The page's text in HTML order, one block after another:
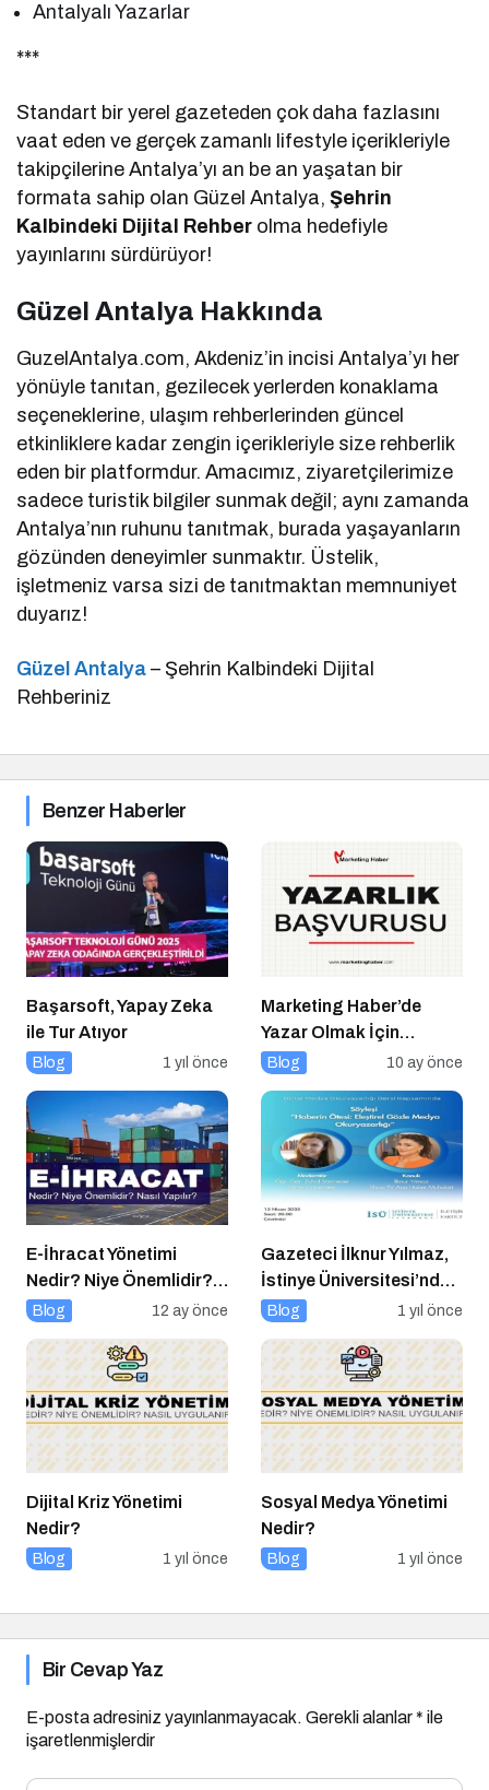
Antalyalı Yazarlar
***
Standart bir yerel gazeteden çok daha fazlasını
vaat eden ve gerçek zamanlı lifestyle içerikleriyle
takipçilerine Antalya’yı an be an yaşatan bir
formata sahip olan Güzel Antalya,Şehrin
Kalbindeki Dijital Rehber olma hedefiyle
yayınlarını sürdürüyor!
Güzel Antalya Hakkında
GuzelAntalya.com, Akdeniz’in incisi Antalya’yı her
yönüyle tanıtan, gezilecek yerlerden konaklama
seçeneklerine, ulaşım rehberlerinden güncel
etkinliklere kadar zengin içerikleriyle size rehberlik
eden bir platformdur. Amacımız, ziyaretçilerimize
sadece turistik bilgiler sunmak değil; aynı zamanda
Antalya’nın ruhunu tanıtmak, burada yaşayanların
gözünden deneyimler sunmaktır. Üstelik,
işletmeniz varsa sizi de tanıtmaktan memnuniyet
duyarız!
Güzel Antalya – Şehrin Kalbindeki Dijital
Rehberiniz
Benzer Haberler
Başarsoft, Yapay Zeka
ile Tur Atıyor
Blog 1 yıl önce
Marketing Haber’de
Yazar Olmak İçin
Yazarlık Başvurusu
Blog 10 ay önce
E-İhracat Yönetimi
Nedir? Niye Önemlidir?
Nasıl Yapılır?
Blog 12 ay önce
Gazeteci İlknur Yılmaz,
İstinye Üniversitesi’nde
Dijital Medya
Konuğu Oldu
Blog 1 yıl önce
Dijital Kriz Yönetimi
Nedir?
Blog 1 yıl önce
Sosyal Medya Yönetimi
Nedir?
Blog 1 yıl önce
Bir Cevap Yaz
E-posta adresiniz yayınlanmayacak. Gerekli alanlar* ile
işaretlenmişlerdir